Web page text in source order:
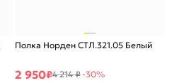
Полка Норден СТЛ.321.05 Белый
2 950₽4 214 ₽-30%